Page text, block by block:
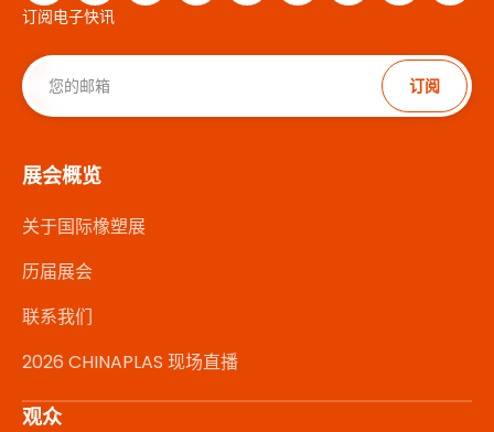
订阅电子快讯
订阅
展会概览
关于国际橡塑展
历届展会
联系我们
2026 CHINAPLAS 现场直播
观众